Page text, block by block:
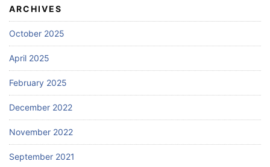
ARCHIVES
October 2025
April 2025
February 2025
December 2022
November 2022
September 2021